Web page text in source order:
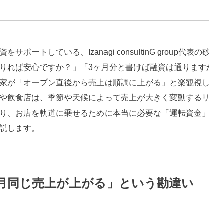
サポートしている、Izanagi consultinG group代表の砂
れば安心ですか？」「3ヶ月分と書けば融資は通ります
が「オープン直後から売上は順調に上がる」と楽観視
飲食店は、季節や天候によって売上が大きく変動する
、お店を軌道に乗せるために本当に必要な「運転資金
します。
同じ売上が上がる」という勘違い